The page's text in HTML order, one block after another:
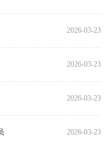
2026-03-23
2026-03-23
2026-03-23
2026-03-23